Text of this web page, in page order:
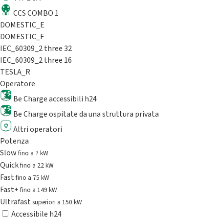
CCS COMBO 1
DOMESTIC_E
DOMESTIC_F
IEC_60309_2 three 32
IEC_60309_2 three 16
TESLA_R
Operatore
Be Charge accessibili h24
Be Charge ospitate da una struttura privata
Altri operatori
Potenza
Slowfino a 7 kW
Quickfino a 22 kW
Fastfino a 75 kW
Fast+fino a 149 kW
Ultrafast superiori a 150 kW
Accessibile h24